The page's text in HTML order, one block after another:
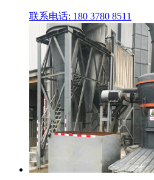
联系电话: 180 3780 8511